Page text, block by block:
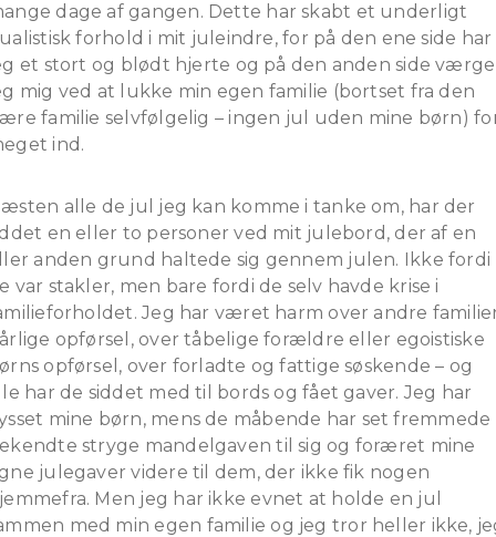
dage af gangen. Dette har skabt et underligt
forhold i mit juleindre, for på den ene side har
et stort og blødt hjerte og på den anden side
mig ved at lukke min egen familie (bortset fra den
familie selvfølgelig – ingen jul uden mine børn)
ind.
alle de jul jeg kan komme i tanke om, har der
en eller to personer ved mit julebord, der af en
anden grund haltede sig gennem julen. Ikke fordi
var stakler, men bare fordi de selv havde krise i
Jeg har været harm over andre
opførsel, over tåbelige forældre eller egoistiske
opførsel, over forladte og fattige søskende – og
har de siddet med til bords og fået gaver. Jeg har
mine børn, mens de måbende har set fremmede
stryge mandelgaven til sig og foræret mine
julegaver videre til dem, der ikke fik nogen
Men jeg har ikke evnet at holde en jul
med min egen familie og jeg tror heller ikke,